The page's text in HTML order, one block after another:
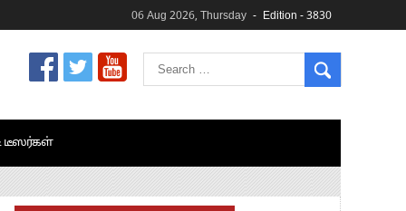
06 Aug 2026, Thursday Edition - 3830
டீஸர்கள்